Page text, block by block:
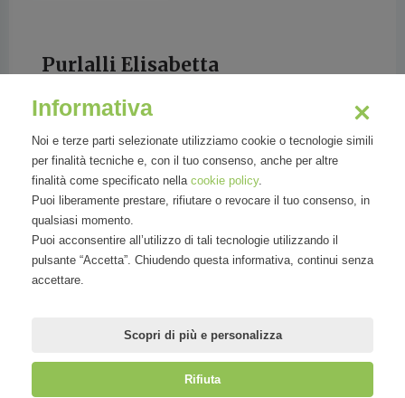
Purlalli Elisabetta
Valorization di ENI
Senior Vice President in Eni.
Dopo una laurea in legge e un Master conseguito con il
massimo dei voti in Germania, lavora per cinque anni
Informativa
Noi e terze parti selezionate utilizziamo cookie o tecnologie simili
per finalità tecniche e, con il tuo consenso, anche per altre
finalità come specificato nella cookie policy.
Puoi liberamente prestare, rifiutare o revocare il tuo consenso, in
qualsiasi momento.
Puoi acconsentire all’utilizzo di tali tecnologie utilizzando il
pulsante “Accetta”. Chiudendo questa informativa, continui senza
accettare.
Scopri di più e personalizza
Rifiuta